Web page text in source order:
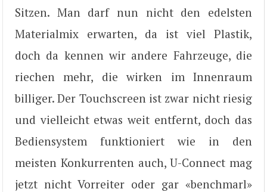
Sitzen. Man darf nun nicht den edelsten
Materialmix erwarten, da ist viel Plastik,
doch da kennen wir andere Fahrzeuge, die
riechen mehr, die wirken im Innenraum
billiger. Der Touchscreen ist zwar nicht riesig
und vielleicht etwas weit entfernt, doch das
Bediensystem funktioniert wie in den
meisten Konkurrenten auch, U-Connect mag
jetzt nicht Vorreiter oder gar «benchmarl»